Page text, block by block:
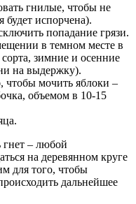
гнилые, чтобы не
будет испорчена).
попадание грязи.
в темном месте в
зимние и осенние
на выдержку).
чтобы мочить яблоки –
объемом в 10-15
гнет – любой
на деревянном круге
для того, чтобы
дальнейшее